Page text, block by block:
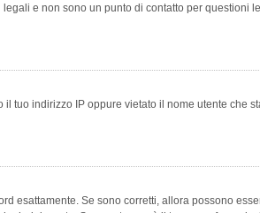
e non sono un punto di contatto per
tuo indirizzo IP oppure vietato il nome utente
esattamente. Se sono corretti, allora possono